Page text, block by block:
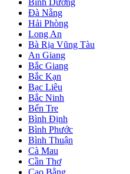
Bình Dương
Đà Nẵng
Hải Phòng
Long An
Bà Rịa Vũng Tàu
An Giang
Bắc Giang
Bắc Kạn
Bạc Liêu
Bắc Ninh
Bến Tre
Bình Định
Bình Phước
Bình Thuận
Cà Mau
Cần Thơ
Cao Bằng